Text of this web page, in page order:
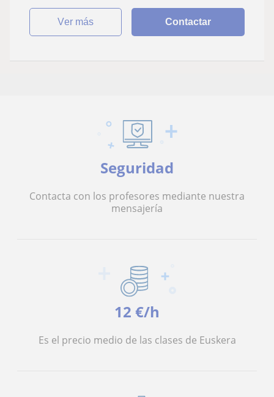
ver más Contactar
Seguridad
Contacta con los profesores mediante nuestra
mensajería
12 €/h
Es el precio medio de las clases de Euskera